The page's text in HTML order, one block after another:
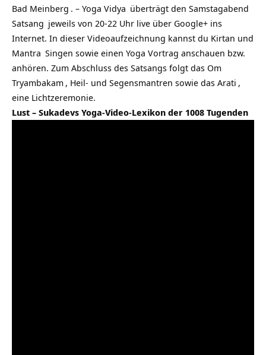
Bad Meinberg . – Yoga Vidya überträgt den Samstagabend
Satsang jeweils von 20-22 Uhr live über Google+ ins
Internet. In dieser Videoaufzeichnung kannst du Kirtan und
Mantra Singen sowie einen Yoga Vortrag anschauen bzw.
anhören. Zum Abschluss des Satsangs folgt das Om
Tryambakam , Heil- und Segensmantren sowie das Arati ,
eine Lichtzeremonie.
Lust – Sukadevs Yoga-Video-Lexikon der 1008 Tugenden